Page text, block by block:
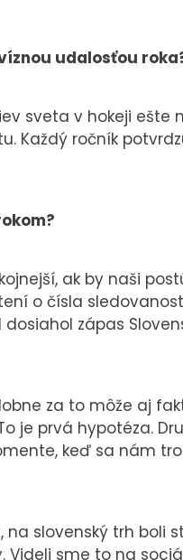
udalosťou
sveta v hokeji ešte
Každý ročník
ak by naši
o čísla
zápas
za to môže aj
je prvá hypotéza.
keď sa nám
slovenský trh boli
Videli sme to na